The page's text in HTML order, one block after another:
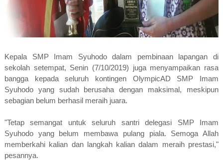
Kepala SMP Imam Syuhodo dalam pembinaan lapangan di
sekolah setempat, Senin (7/10/2019) juga menyampaikan rasa
bangga kepada seluruh kontingen OlympicAD SMP Imam
Syuhodo yang sudah berusaha dengan maksimal, meskipun
sebagian belum berhasil meraih juara.
"Tetap semangat untuk seluruh santri delegasi SMP Imam
Syuhodo yang belum membawa pulang piala. Semoga Allah
memberkahi kalian dan langkah kalian dalam meraih prestasi,"
pesannya.